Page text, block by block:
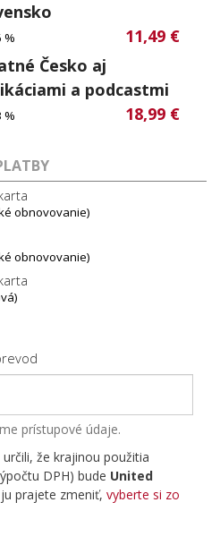
%
11,49 €
Česko aj
a podcastmi
% 18,99 €
obnovovanie)
obnovovanie)
prístupové údaje.
že krajinou použitia
DPH) bude United
ju prajete zmeniť, vyberte si zo